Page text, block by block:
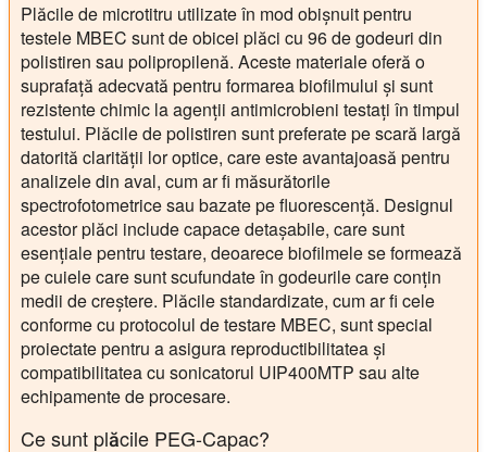
Plăcile de microtitru utilizate în mod obișnuit pentru
testele MBEC sunt de obicei plăci cu 96 de godeuri din
polistiren sau polipropilenă. Aceste materiale oferă o
suprafață adecvată pentru formarea biofilmului și sunt
rezistente chimic la agenții antimicrobieni testați în timpul
testului. Plăcile de polistiren sunt preferate pe scară largă
datorită clarității lor optice, care este avantajoasă pentru
analizele din aval, cum ar fi măsurătorile
spectrofotometrice sau bazate pe fluorescență. Designul
acestor plăci include capace detașabile, care sunt
esențiale pentru testare, deoarece biofilmele se formează
pe cuiele care sunt scufundate în godeurile care conțin
medii de creștere. Plăcile standardizate, cum ar fi cele
conforme cu protocolul de testare MBEC, sunt special
proiectate pentru a asigura reproductibilitatea și
compatibilitatea cu sonicatorul UIP400MTP sau alte
echipamente de procesare.
Ce sunt plăcile PEG-Capac?